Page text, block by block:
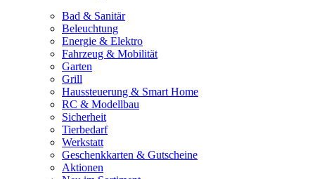
Bad & Sanitär
Beleuchtung
Energie & Elektro
Fahrzeug & Mobilität
Garten
Grill
Haussteuerung & Smart Home
RC & Modellbau
Sicherheit
Tierbedarf
Werkstatt
Geschenkkarten & Gutscheine
Aktionen